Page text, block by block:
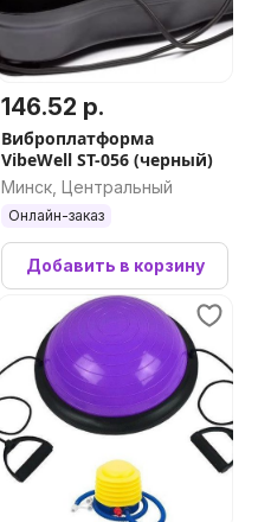
146.52 р.
Виброплатформа
VibeWell ST-056 (черный)
Минск, Центральный
Онлайн-заказ
Добавить в корзину